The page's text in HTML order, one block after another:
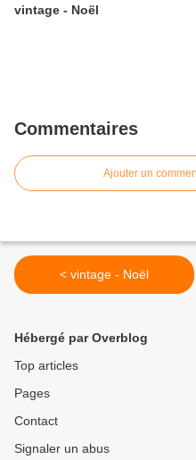
vintage - Noël
Commentaires
Ajouter un
< vintage - Noël
Hébergé par Overblog
Top articles
Pages
Contact
Signaler un abus